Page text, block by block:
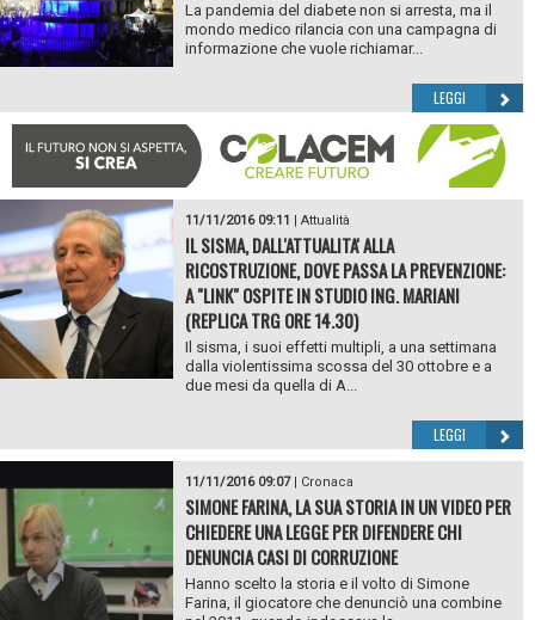
La pandemia del diabete non si arresta, ma il
mondo medico rilancia con una campagna di
informazione che vuole richiamar...
LEGGI
11/11/2016 09:11 | Attualità
IL SISMA, DALL'ATTUALITA' ALLA
RICOSTRUZIONE, DOVE PASSA LA PREVENZIONE:
A "LINK" OSPITE IN STUDIO ING. MARIANI
(REPLICA TRG ORE 14.30)
Il sisma, i suoi effetti multipli, a una settimana
dalla violentissima scossa del 30 ottobre e a
due mesi da quella di A...
LEGGI
11/11/2016 09:07| Cronaca
SIMONE FARINA, LA SUA STORIA IN UN VIDEO PER
CHIEDERE UNA LEGGE PER DIFENDERE CHI
DENUNCIA CASI DI CORRUZIONE
Hanno scelto la storia e il volto di Simone
Farina, il giocatore che denunciò una combine